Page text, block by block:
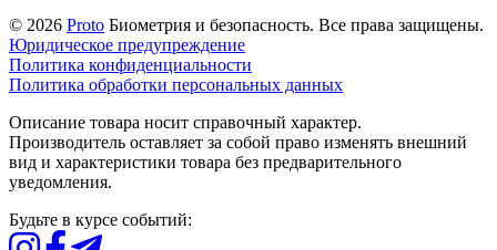
© 2026 Proto Биометрия и безопасность. Все права защищены.
Юридическое предупреждение
Политика конфиденциальности
Политика обработки персональных данных
Описание товара носит справочный характер.
Производитель оставляет за собой право изменять внешний
вид и характеристики товара без предварительного
уведомления.
Будьте в курсе событий: